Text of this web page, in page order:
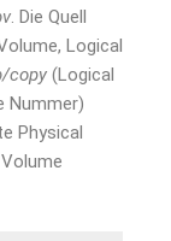
. Die Quell
Logical
copy (Logical
Nummer)
Physical